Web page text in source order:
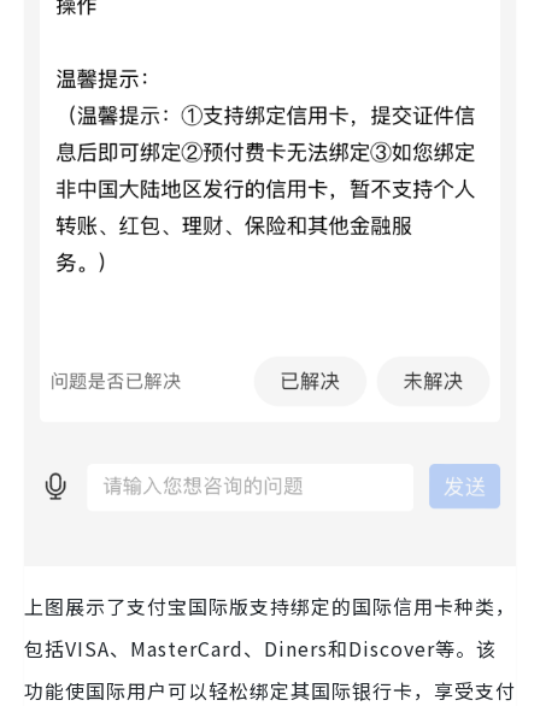
上图展示了支付宝国际版支持绑定的国际信用卡种类，
包括VISA、MasterCard、Diners和Discover等。该
功能使国际用户可以轻松绑定其国际银行卡，享受支付